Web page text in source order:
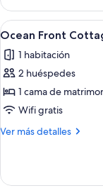
Front
Suite
Abrir
todas
las
fotos
de
Ocean
Front Cottage
1
Ocean Front
1 habitación
2 huéspedes
1 cama de
Wifi gratis
Ver más detalles
Más
Front Cottage